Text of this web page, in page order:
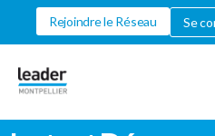
Rejoindre le Réseau Se